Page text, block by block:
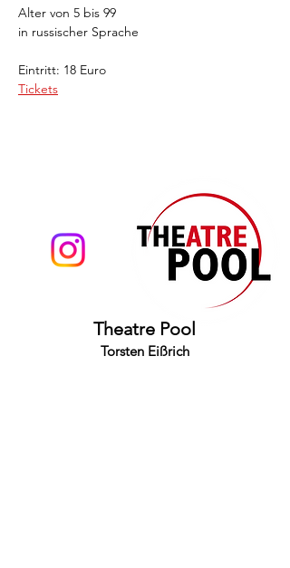
Alter von 5 bis 99
in russischer Sprache
Eintritt: 18 Euro
Tickets
Theatre Pool
Torsten Eißrich